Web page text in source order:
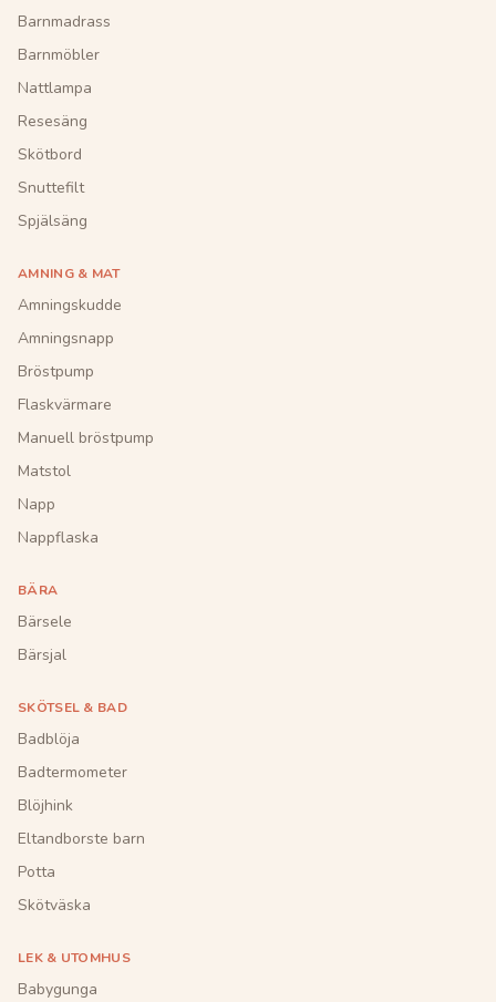
Barnmadrass
Barnmöbler
Nattlampa
Resesäng
Skötbord
Snuttefilt
Spjälsäng
AMNING & MAT
Amningskudde
Amningsnapp
Bröstpump
Flaskvärmare
Manuell bröstpump
Matstol
Napp
Nappflaska
BÄRA
Bärsele
Bärsjal
SKÖTSEL & BAD
Badblöja
Badtermometer
Blöjhink
Eltandborste barn
Potta
Skötväska
LEK & UTOMHUS
Babygunga